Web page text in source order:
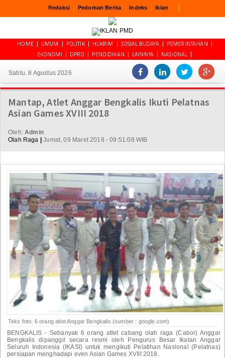
Redaksi Pedoman Berita Indeks Iklan
HOME UMUM POLITIK HUKRIM SOSIAL BUDAYA
PEMERINTAHAN
EKONOMI
DPRD PENDIDIKAN LAINNYA NASIONAL
Sabtu, 8 Agustus 2026
Mantap, Atlet Anggar Bengkalis Ikuti Pelatnas
Asian Games XVIII 2018
Oleh:Admin
Olah Raga
Jumat, 09 Maret 2018 - 09:51:08 WIB
Teks foto: 6 orang atlet Anggar Bengkalis (sumber : google.com)
BENGKALIS - Sebanyak 6 orang atlet cabang olah raga (Cabor) Anggar
Bengkalis dipanggil secara resmi oleh Pengurus Besar Ikatan Anggar
Seluruh Indonesia (IKASI) untuk mengikuti Pelatihan Nasional (Pelatnas)
persiapan menghadapi even Asian Games XVIII 2018.